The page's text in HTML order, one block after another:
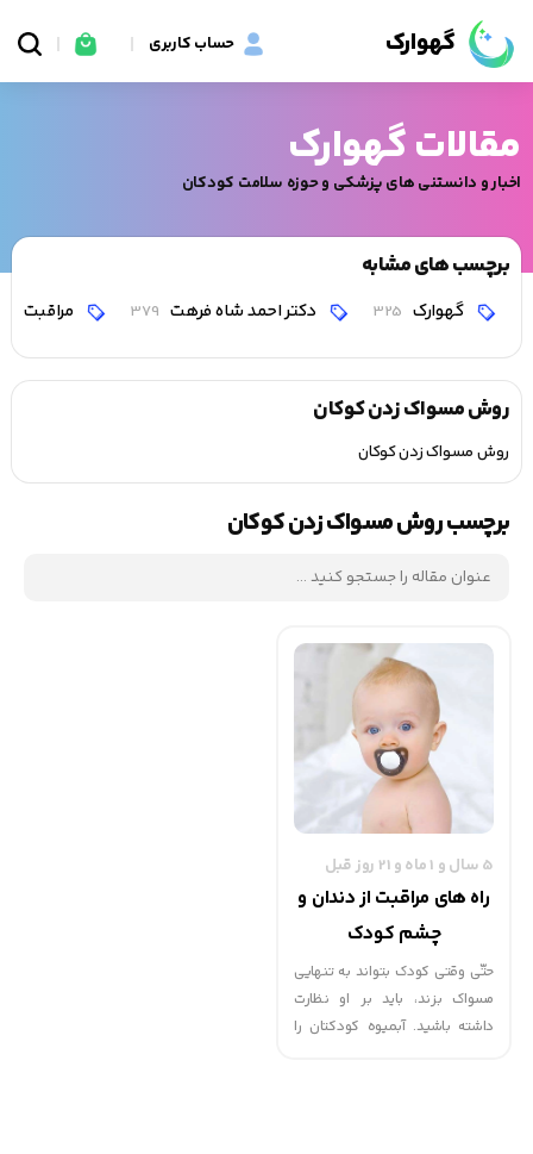
گهوارک حساب کاربری
مقالات گهوارک
اخبار و دانستنی های پزشکی و حوزه سلامت کودکان
برچسب های مشابه
گهوارک 325 دکتر احمد شاه فرهت 379 مراقبت
روش مسواک زدن کوکان
روش مسواک زدن کوکان
برچسب روش مسواک زدن کوکان
5 سال و 1 ماه و 21 روز قبل
راه های مراقبت از دندان و
چشم کودک
حتّی وقتی کودک بتواند به تنهایی
مسواک بزند، باید بر او نظارت
داشته باشید. آبمیوه کودکتان را